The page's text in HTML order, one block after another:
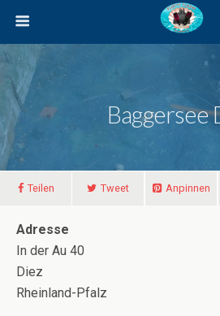
Baggersee
Teilen Tweet Anpinnen
Adresse
In der Au 40
Diez
Rheinland-Pfalz